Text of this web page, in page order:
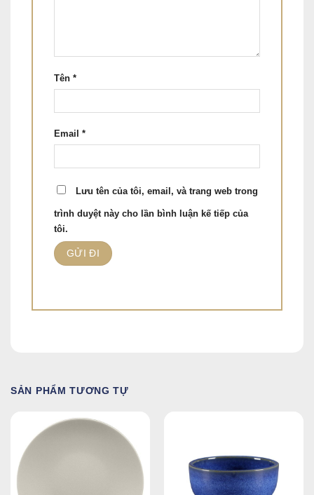
Tên *
Email *
Lưu tên của tôi, email, và trang web trong
trình duyệt này cho lần bình luận kế tiếp của
tôi.
SẢN PHẨM TƯƠNG TỰ